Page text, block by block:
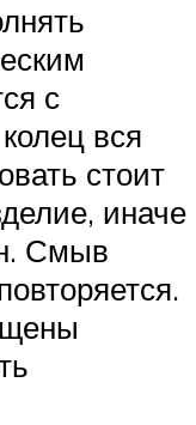
с
вся
стоит
иначе
Смыв